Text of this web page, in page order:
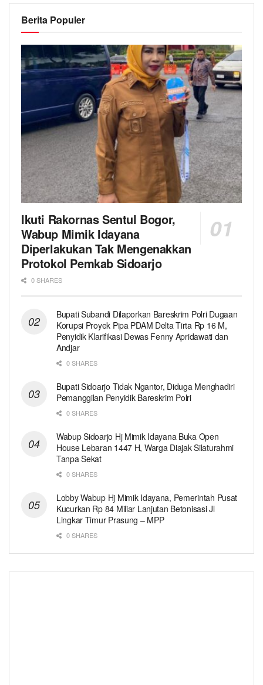
Berita Populer
Ikuti Rakornas Sentul Bogor,
Wabup Mimik Idayana
Diperlakukan Tak Mengenakkan
Protokol Pemkab Sidoarjo
0 SHARES
Bupati Subandi Dilaporkan Bareskrim Polri Dugaan
Korupsi Proyek Pipa PDAM Delta Tirta Rp 16 M,
Penyidik Klarifikasi Dewas Fenny Apridawati dan
Andjar
0 SHARES
Bupati Sidoarjo Tidak Ngantor, Diduga Menghadiri
Pemanggilan Penyidik Bareskrim Polri
0 SHARES
Wabup Sidoarjo Hj Mimik Idayana Buka Open
House Lebaran 1447 H, Warga Diajak Silaturahmi
Tanpa Sekat
0 SHARES
Lobby Wabup Hj Mimik Idayana, Pemerintah Pusat
Kucurkan Rp 84 Miliar Lanjutan Betonisasi Jl
Lingkar Timur Prasung – MPP
0 SHARES